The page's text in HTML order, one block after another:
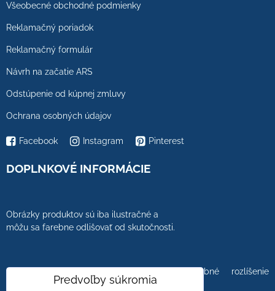
Všeobecné obchodné podmienky
Reklamačný poriadok
Reklamačný formulár
Návrh na začatie ARS
Odstúpenie od kúpnej zmluvy
Ochrana osobných údajov
Facebook Instagram Pinterest
DOPLNKOVÉ INFORMÁCIE
Obrázky produktov sú iba ilustračné a
môžu sa farebne odlišovať od skutočnosti.
Farebnosť obrázkov tiež ovplyvňuje farebné rozlíšenie
zobrazovacej jednotky.Predvoľby súkromia